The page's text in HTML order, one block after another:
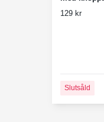
129 kr
Slutsåld